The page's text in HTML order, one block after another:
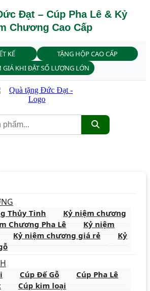
Đạt – Cúp Pha Lê & Kỷ
Chương Cao Cấp
KẾ
TẶNG HỘP CAO CẤP
GIÁ KHI ĐẶT SỐ LƯỢNG LỚN
Thủy Tinh
Kỷ niệm chương
Chương Pha Lê
Kỷ niệm
Kỷ niệm chương giá rẻ
Kỷ
Cúp Đế Gỗ
Cúp Pha Lê
Cúp kim loại